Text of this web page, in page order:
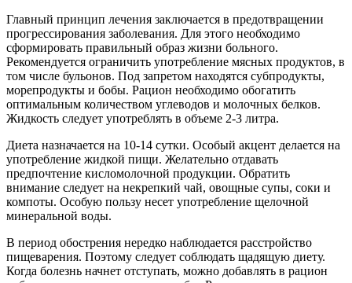
Главный принцип лечения заключается в предотвращении
прогрессирования заболевания. Для этого необходимо
сформировать правильный образ жизни больного.
Рекомендуется ограничить употребление мясных продуктов, в
том числе бульонов. Под запретом находятся субпродукты,
морепродукты и бобы. Рацион необходимо обогатить
оптимальным количеством углеводов и молочных белков.
Жидкость следует употреблять в объеме 2-3 литра.
Диета назначается на 10-14 сутки. Особый акцент делается на
употребление жидкой пищи. Желательно отдавать
предпочтение кисломолочной продукции. Обратить
внимание следует на некрепкий чай, овощные супы, соки и
компоты. Особую пользу несет употребление щелочной
минеральной воды.
В период обострения нередко наблюдается расстройство
пищеварения. Поэтому следует соблюдать щадящую диету.
Когда болезнь начнет отступать, можно добавлять в рацион